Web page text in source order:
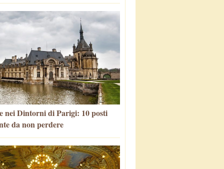
nei Dintorni di Parigi: 10 posti
da non perdere